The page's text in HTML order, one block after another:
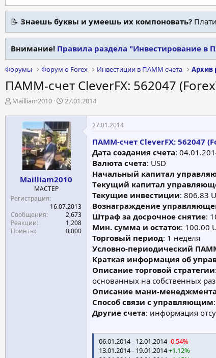
📝 Знаешь буквы и умеешь их компоновать?
Внимание! Правила раздела "Инвестирование в
Форумы Форум о Forex Инвестиции в ПАММ счета
ПАММ-счет CleverFX: 562047
А
т
Mailliam2010
Д
т
а
н
а
ч
а
а
27.01.2014
Mailliam2010
МАСТЕР
Регистрация
16.07.2013
Сообщения
2,673
Реакции
1,208
Поинты
0.000
27.01.2014
ПАММ-счет CleverFX: 562047
Дата создания счета:
Валюта счета: USD
Начальный капитал
Tекущий капитал
Текущие инвестиции: 806.83
Вознаграждение
Штраф за досрочное снятие:
Мин. сумма и остаток: 100.00
Торговый период: 1 неделя
Условно-периодический
Краткая информация об
Описание торговой стратегии
основанных на собственных
Описание мани-менеджмента
Способ связи с управляющим
Другие счета: информация
06.01.2014 - 12.01.2014-0.54%
13.01.2014 - 19.01.2014+1.12%